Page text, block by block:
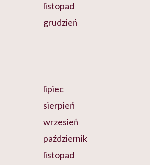
listopad
grudzień
lipiec
sierpień
wrzesień
październik
listopad